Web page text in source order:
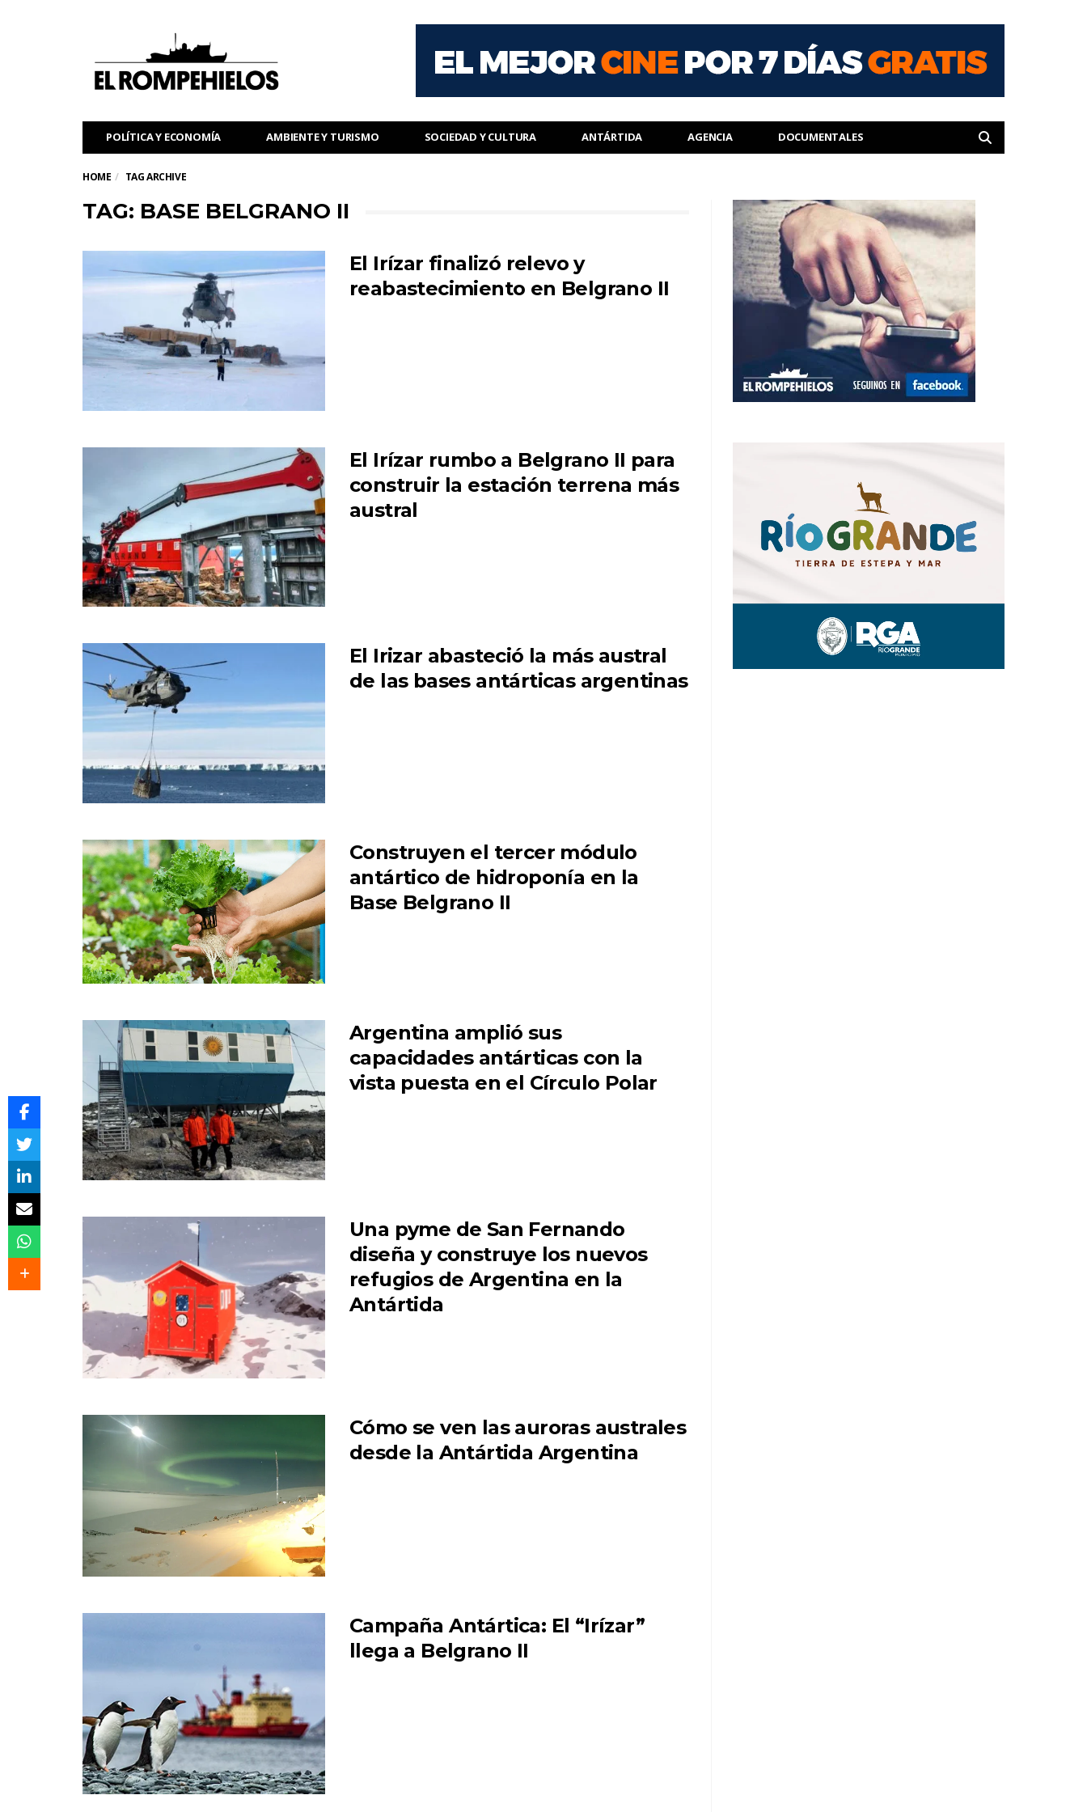
POLÍTICA Y ECONOMÍA AMBIENTE Y TURISMO SOCIEDAD Y CULTURA ANTÁRTIDA AGENCIA DOCUMENTALES
HOME TAG ARCHIVE
TAG: BASE BELGRANO II
El Irízar finalizó relevo y
reabastecimiento en Belgrano II
El Irízar rumbo a Belgrano II para
construir la estación terrena más
austral
El Irizar abasteció la más austral
de las bases antárticas argentinas
Construyen el tercer módulo
antártico de hidroponía en la
Base Belgrano II
Argentina amplió sus
capacidades antárticas con la
vista puesta en el Círculo Polar
Una pyme de San Fernando
diseña y construye los nuevos
refugios de Argentina en la
Antártida
Cómo se ven las auroras australes
desde la Antártida Argentina
Campaña Antártica: El “Irízar”
llega a Belgrano II